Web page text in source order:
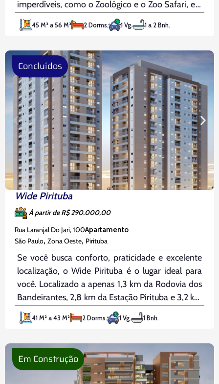
imperdíveis, como o Zoológico e o Zoo Safari, e a
apenas 10 minutos do Metrô Jabaquara, 10
minutos da Avenida dos Bandeirantes e 9 minutos
45 M² a 56 M² 2 Dorms. 1 Vg. 1 a 2 Bnh.
Wide Pirituba
À partir de R$ 290.000,00
Rua Laranjal Do Jari, 100Apartamento
São Paulo, Zona Oeste, Pirituba
Se você busca conforto, praticidade e excelente
localização, o Wide Pirituba é o lugar ideal para
você. Localizado a apenas 1,3 km da Rodovia dos
Bandeirantes, 2,8 km da Estação Pirituba e 3,2 km
do Terminal Pirituba, este empreendimento
oferece fácil acesso aos principais pontos da
Concluídos
41 M² a 43 M² 2 Dorms. 1 Vg. 1 Bnh.
Em Construção